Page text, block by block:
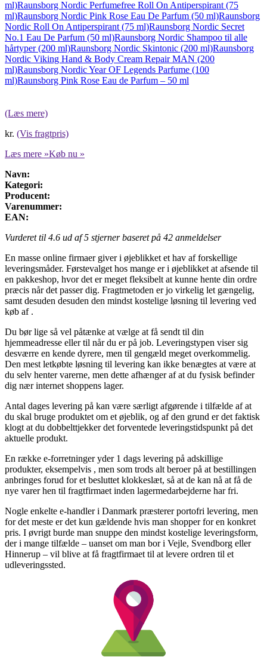
ml)Raunsborg Nordic Perfumefree Roll On Antiperspirant (75
ml)Raunsborg Nordic Pink Rose Eau De Parfum (50 ml)Raunsborg
Nordic Roll On Antiperspirant (75 ml)Raunsborg Nordic Secret
No.1 Eau De Parfum (50 ml)Raunsborg Nordic Shampoo til alle
hårtyper (200 ml)Raunsborg Nordic Skintonic (200 ml)Raunsborg
Nordic Viking Hand & Body Cream Repair MAN (200
ml)Raunsborg Nordic Year OF Legends Parfume (100
ml)Raunsborg Pink Rose Eau de Parfum – 50 ml
(Læs mere)
kr. (Vis fragtpris)
Læs mere »Køb nu »
Navn:
Kategori:
Producent:
Varenummer:
EAN:
Vurderet til 4.6 ud af 5 stjerner baseret på 42 anmeldelser
En masse online firmaer giver i øjeblikket et hav af forskellige
leveringsmåder. Førstevalget hos mange er i øjeblikket at afsende til
en pakkeshop, hvor det er meget fleksibelt at kunne hente din ordre
præcis når det passer dig. Fragtmetoden er jo virkelig let gængelig,
samt desuden desuden den mindst kostelige løsning til levering ved
køb af .
Du bør lige så vel påtænke at vælge at få sendt til din
hjemmeadresse eller til når du er på job. Leveringstypen viser sig
desværre en kende dyrere, men til gengæld meget overkommelig.
Den mest letkøbte løsning til levering kan ikke benægtes at være at
du selv henter varerne, men dette afhænger af at du fysisk befinder
dig nær internet shoppens lager.
Antal dages levering på kan være særligt afgørende i tilfælde af at
du skal bruge produktet om et øjeblik, og af den grund er det faktisk
klogt at du dobbelttjekker det forventede leveringstidspunkt på det
aktuelle produkt.
En række e-forretninger yder 1 dags levering på adskillige
produkter, eksempelvis , men som trods alt beroer på at bestillingen
anbringes forud for et besluttet klokkeslæt, så at de kan nå at få de
nye varer hen til fragtfirmaet inden lagermedarbejderne har fri.
Nogle enkelte e-handler i Danmark præsterer portofri levering, men
for det meste er det kun gældende hvis man shopper for en konkret
pris. I øvrigt burde man snuppe den mindst kostelige leveringsform,
der i mange tilfælde – uanset om man bor i Vejle, Svendborg eller
Hinnerup – vil blive at få fragtfirmaet til at levere ordren til et
udleveringssted.